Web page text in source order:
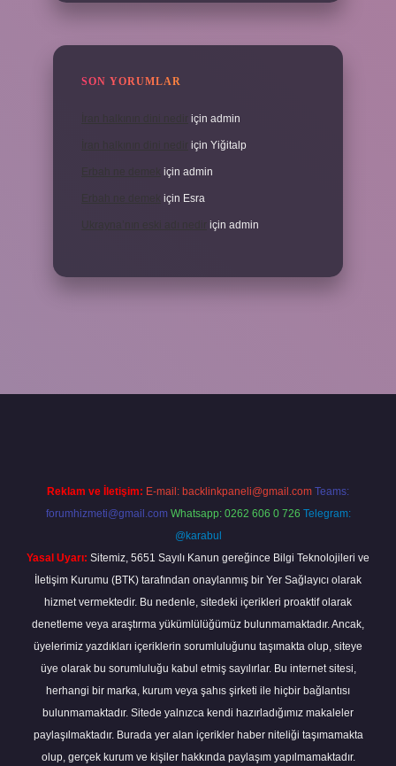
SON YORUMLAR
için admin
için Yiğitalp
Erbah ne demek için admin
Erbah ne demek için Esra
için admin
Reklam ve İletişim: E-mail: backlinkpaneli@gmail.com Teams:
forumhizmeti@gmail.com Whatsapp: 0262 606 0 726 Telegram:
@karabul
Yasal Uyarı: Sitemiz, 5651 Sayılı Kanun gereğince Bilgi Teknolojileri ve
İletişim Kurumu (BTK) tarafından onaylanmış bir Yer Sağlayıcı olarak
hizmet vermektedir. Bu nedenle, sitedeki içerikleri proaktif olarak
denetleme veya araştırma yükümlülüğümüz bulunmamaktadır. Ancak,
üyelerimiz yazdıkları içeriklerin sorumluluğunu taşımakta olup, siteye
üye olarak bu sorumluluğu kabul etmiş sayılırlar. Bu internet sitesi,
herhangi bir marka, kurum veya şahıs şirketi ile hiçbir bağlantısı
bulunmamaktadır. Sitede yalnızca kendi hazırladığımız makaleler
paylaşılmaktadır. Burada yer alan içerikler haber niteliği taşımamakta
olup, gerçek kurum ve kişiler hakkında paylaşım yapılmamaktadır.